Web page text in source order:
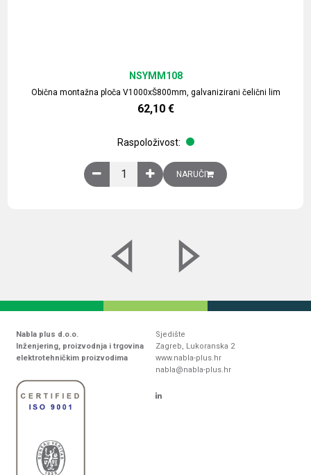
Obična montažna ploča V1000xŠ800mm, galvanizirani čelični lim
NSYMM108
62,10 €
Raspoloživost:
Obična montažna ploča V1000xŠ800mm,
NARUČI
Nabla plus d.o.o.
Inženjering, proizvodnja i trgovina
elektrotehničkim proizvodima
Sjedište
Zagreb, Lukoranska 2
www.nabla-plus.hr
nabla@nabla-plus.hr